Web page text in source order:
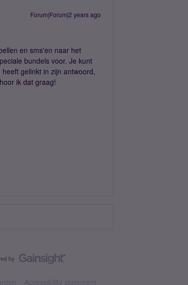
Forum|Forum|2 years ago
en sms'en naar het
bundels voor. Je kunt
heeft gelinkt in zijn antwoord,
ik dat graag!
Accessibility statement